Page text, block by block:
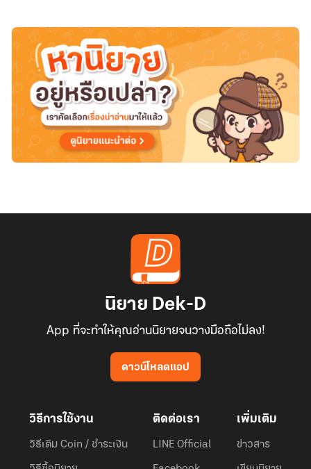
นิยาย Dek-D
App ที่จะทำให้คุณอ่านนิยายจนวางมือถือไม่ลง!
ดาวน์โหลดแอป
วิธีการใช้งาน
วิธีเติม Coin / ชำระเงิน
ติดต่อเรา
LINE Official
เพิ่มเติม
ข่าวสาร